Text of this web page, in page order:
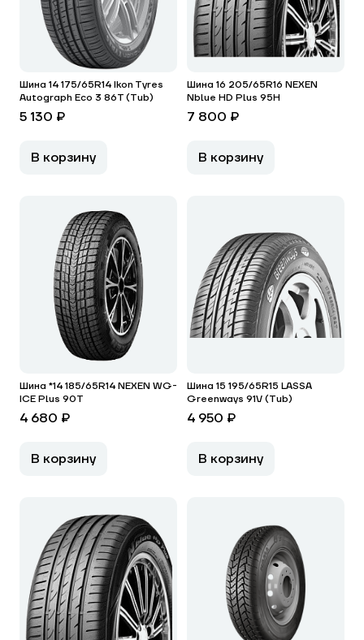
Шина 14 175/65R14 Ikon Tyres
Autograph Eco 3 86T (Tub)
5 130 ₽
В корзину
Шина 16 205/65R16 NEXEN
Nblue HD Plus 95H
7 800 ₽
В корзину
Шина *14 185/65R14 NEXEN WG-
ICE Plus 90T
4 680 ₽
В корзину
Шина 15 195/65R15 LASSA
Greenways 91V (Tub)
4 950 ₽
В корзину